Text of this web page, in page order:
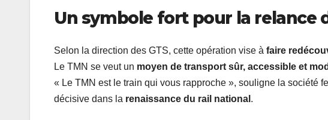
Un symbole fort pour la relance
Selon la direction des GTS, cette opération vise à faire
Le TMN se veut un moyen de transport sûr, accessible et
« Le TMN est le train qui vous rapproche », souligne la société
décisive dans la renaissance du rail national .